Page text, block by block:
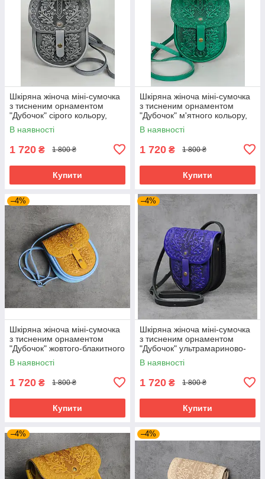
Шкіряна жіноча міні-сумочка
з тисненим орнаментом
"Дубочок" сірого кольору,
16×19×6 см
В наявності
1 720 ₴ 1 800 ₴
Купити
Шкіряна жіноча міні-сумочка
з тисненим орнаментом
"Дубочок" м'ятного кольору,
16×19×6 см
В наявності
1 720 ₴ 1 800 ₴
Купити
–4%
Шкіряна жіноча міні-сумочка
з тисненим орнаментом
"Дубочок" жовтого-блакитного
кольору, 16×19×6 см
В наявності
1 720 ₴ 1 800 ₴
Купити
–4%
Шкіряна жіноча міні-сумочка
з тисненим орнаментом
"Дубочок" ультрамариново-
чорна кольору, 16×19×6 см
В наявності
1 720 ₴ 1 800 ₴
Купити
–4% –4%